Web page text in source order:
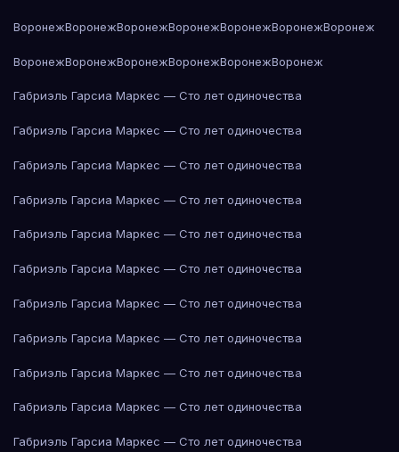
ВоронежВоронежВоронежВоронежВоронежВоронежВоронеж
ВоронежВоронежВоронежВоронежВоронежВоронеж
Габриэль Гарсиа Маркес — Сто лет одиночества
Габриэль Гарсиа Маркес — Сто лет одиночества
Габриэль Гарсиа Маркес — Сто лет одиночества
Габриэль Гарсиа Маркес — Сто лет одиночества
Габриэль Гарсиа Маркес — Сто лет одиночества
Габриэль Гарсиа Маркес — Сто лет одиночества
Габриэль Гарсиа Маркес — Сто лет одиночества
Габриэль Гарсиа Маркес — Сто лет одиночества
Габриэль Гарсиа Маркес — Сто лет одиночества
Габриэль Гарсиа Маркес — Сто лет одиночества
Габриэль Гарсиа Маркес — Сто лет одиночества